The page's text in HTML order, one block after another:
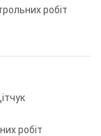
робіт
робіт